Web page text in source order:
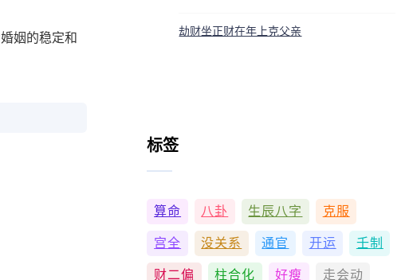
姻的稳定和
劫财坐正财在年上克父亲
标签
算命 八卦 生辰八字 克服
宫全 没关系 通官 开运 壬制
财二偏 柱合化 好瘦 走会动